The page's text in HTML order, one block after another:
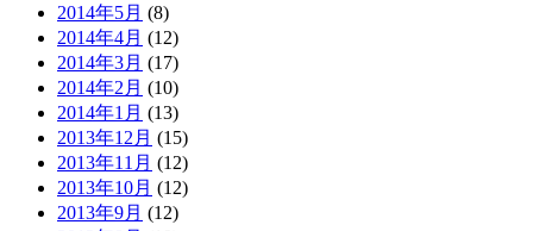
2014年5月 (8)
2014年4月 (12)
2014年3月 (17)
2014年2月 (10)
2014年1月 (13)
2013年12月 (15)
2013年11月 (12)
2013年10月 (12)
2013年9月 (12)